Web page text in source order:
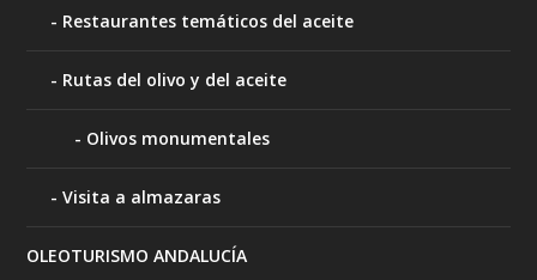
Restaurantes temáticos del aceite
Rutas del olivo y del aceite
Olivos monumentales
Visita a almazaras
OLEOTURISMO ANDALUCÍA